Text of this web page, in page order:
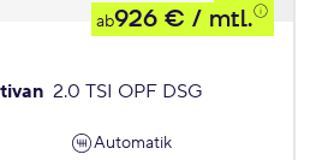
ab926 € / mtl.
2.0 TSI OPF DSG
Automatik